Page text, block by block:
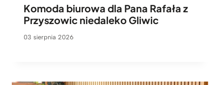
Komoda biurowa dla Pana Rafała z
Przyszowic niedaleko Gliwic
03 sierpnia 2026